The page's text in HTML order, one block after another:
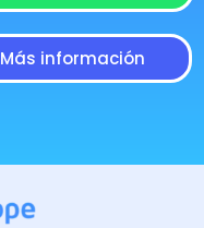
Más información